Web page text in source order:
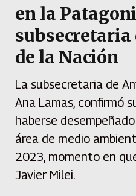
en la
de la Nación
La subsecretaria de
Ana Lamas, confirmó
haberse
área de medio
2023, momento en
Javier Milei.